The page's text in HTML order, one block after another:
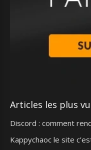
Articles les plus
Discord : comment
Kappychaoc le site